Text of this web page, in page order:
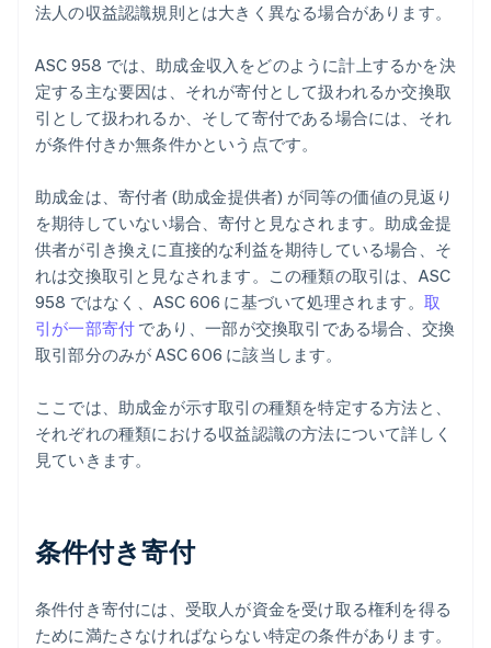
法人の収益認識規則とは大きく異なる場合があります。
ASC 958 では、助成金収入をどのように計上するかを決
定する主な要因は、それが寄付として扱われるか交換取
引として扱われるか、そして寄付である場合には、それ
が条件付きか無条件かという点です。
助成金は、寄付者 (助成金提供者) が同等の価値の見返り
を期待していない場合、寄付と見なされます。助成金提
供者が引き換えに直接的な利益を期待している場合、そ
れは交換取引と見なされます。この種類の取引は、ASC
958 ではなく、ASC 606 に基づいて処理されます。 取
引が一部寄付 であり、一部が交換取引である場合、交換
取引部分のみが ASC 606 に該当します。
ここでは、助成金が示す取引の種類を特定する方法と、
それぞれの種類における収益認識の方法について詳しく
見ていきます。
条件付き寄付
条件付き寄付には、受取人が資金を受け取る権利を得る
ために満たさなければならない特定の条件があります。